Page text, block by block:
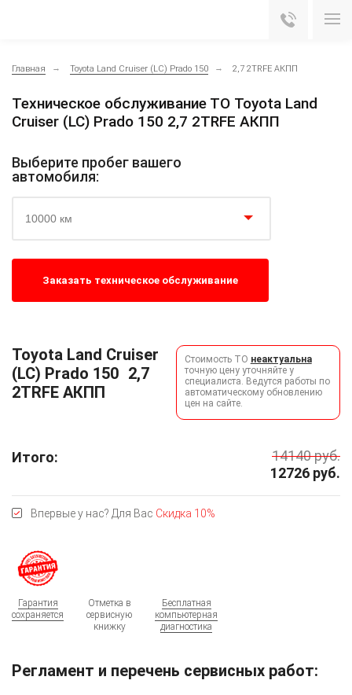
Главная Toyota Land Cruiser (LC) Prado 150 2,7 2TRFE АКПП
Техническое обслуживание ТО Toyota Land
Cruiser (LC) Prado 150 2,7 2TRFE АКПП
Выберите пробег вашего
автомобиля:
10000 км
Заказать техническое обслуживание
Toyota Land Cruiser
(LC) Prado 150 2,7
2TRFE АКПП
Стоимость ТО неактуальна
точную цену уточняйте у
специалиста. Ведутся работы по
автоматическому обновлению
цен на сайте.
Гарантия
сохраняется
Отметка в
сервисную
книжку
Бесплатная
компьютерная
диагностика
Итого: 14140руб.
12726 руб.
Впервые у нас? Для Вас Скидка 10%
Регламент и перечень сервисных работ: